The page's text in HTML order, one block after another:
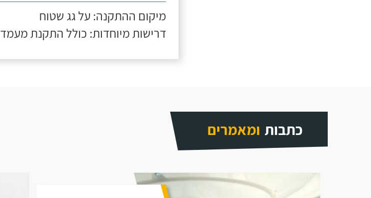
מיקום ההתקנה: על גג שטוח
דרישות מיוחדות: כולל התקנת מעמד
כתבות ומאמרים